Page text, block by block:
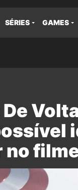
SÉRIES GAMES
Volta
no